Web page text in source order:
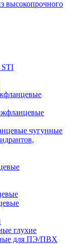
высокопрочного
чугунные
глухие
для ПЭ/ПВХ